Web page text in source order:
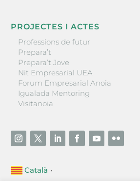
PROJECTES I ACTES
Professions de futur
Prepara’t
Prepara’t Jove
Nit Empresarial UEA
Forum Empresarial Anoia
Igualada Mentoring
Visitanoia
Català ▼